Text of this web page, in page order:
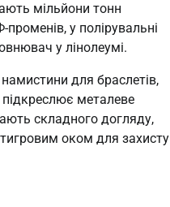
мільйони тонн
у полірувальні
у лінолеумі.
для браслетів,
металеве
складного догляду,
оком для захисту